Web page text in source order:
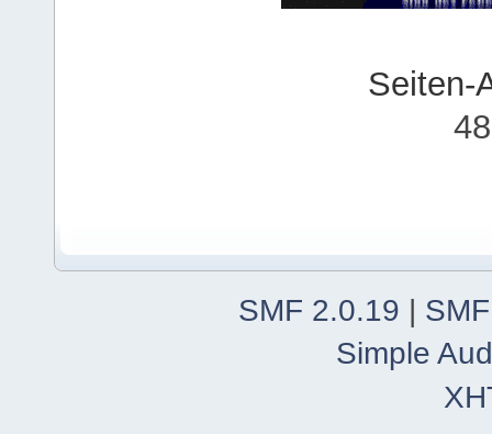
Seiten-
SMF 2.0.19 |
Simple